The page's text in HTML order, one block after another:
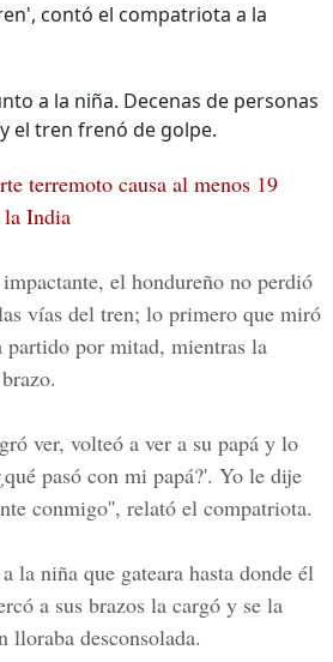
contó el compatriota a la
a la niña. Decenas de personas
el tren frenó de golpe.
terremoto causa al menos 19
la India
el hondureño no perdió
vías del tren; lo primero que miró
partido por mitad, mientras la
ver, volteó a ver a su papá y lo
pasó con mi papá?'. Yo le dije
conmigo'', relató el compatriota.
la niña que gateara hasta donde él
a sus brazos la cargó y se la
lloraba desconsolada.